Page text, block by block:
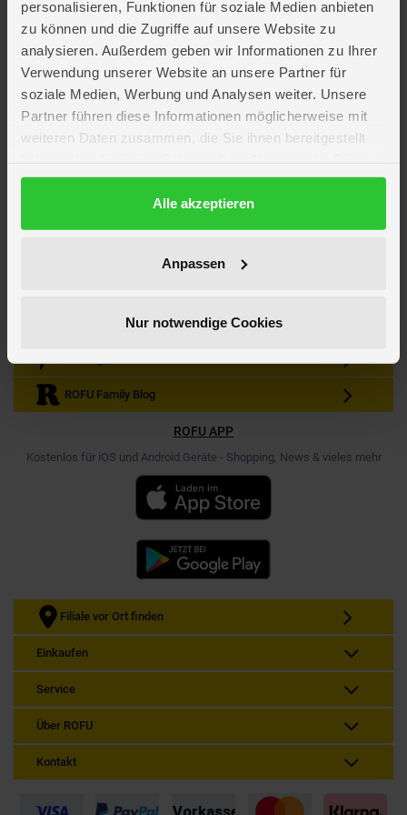
personalisieren, Funktionen für soziale Medien anbieten
zu können und die Zugriffe auf unsere Website zu
analysieren. Außerdem geben wir Informationen zu Ihrer
Verwendung unserer Website an unsere Partner für
soziale Medien, Werbung und Analysen weiter. Unsere
Partner führen diese Informationen möglicherweise mit
weiteren Daten zusammen, die Sie ihnen bereitgestellt
gesammelt haben.
DatenschutzerklärungAlle akzeptieren
Anpassen
Nur notwendige Cookies
Kein Angebot mehr verpassen
Zum Newsletter anmelden & Vorteile sichern
Anmelden
Gutscheine & Gewinnspiele
Neuheiten, Trends & Angebote
Werde unser Fan auf Facebook
ROFU Family Blog
ROFU APP
Kostenlos für iOS und Android Geräte - Shopping, News & vieles mehr
Filiale vor Ort finden
Einkaufen
Service
Über ROFU
Kontakt